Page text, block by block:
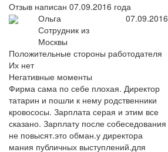
Отзыв написан 07.09.2016 года
Ольга
Сотрудник из
Москвы
07.09.2016
Положительные стороны работодателя
Их нет
Негативные моменты
Фирма сама по себе плохая. Директор
татарин и пошли к нему родственники
кровососы. Зарплата серая и этим все
сказано. Зарплату после собеседования
не повысят.это обман.у директора
мания публичных выступлений.для